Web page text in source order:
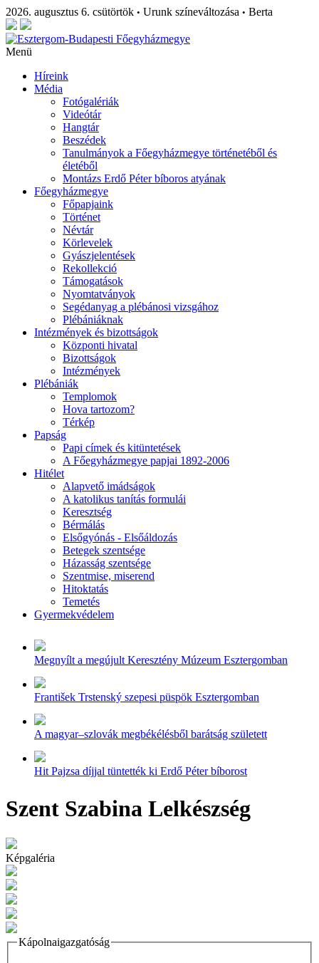
2026. augusztus 6. csütörtök • Urunk színeváltozása • Berta
Menü
Híreink
Média
Fotógalériák
Videótár
Hangtár
Beszédek
Tanulmányok a Főegyházmegye történetéből és
életéből
Montázs Erdő Péter bíboros atyának
Főegyházmegye
Főpapjaink
Történet
Névtár
Körlevelek
Gyászjelentések
Rekollekció
Támogatások
Nyomtatványok
Segédanyag a plébánosi vizsgához
Plébániáknak
Intézmények és bizottságok
Központi hivatal
Bizottságok
Intézmények
Plébániák
Templomok
Hova tartozom?
Térkép
Papság
Papi címek és kitüntetések
A Főegyházmegye papjai 1892-2006
Hitélet
Alapvető imádságok
A katolikus tanítás formulái
Keresztség
Bérmálás
Elsőgyónás - Elsőáldozás
Betegek szentsége
Házasság szentsége
Szentmise, miserend
Hitoktatás
Temetés
Gyermekvédelem
Megnyílt a megújult Keresztény Múzeum Esztergomban
František Trstenský szepesi püspök Esztergomban
A magyar–szlovák megbékélésből barátság született
Hit Pajzsa díjjal tüntették ki Erdő Péter bíborost
Szent Szabina Lelkészség
Képgaléria
Kápolnaigazgatóság